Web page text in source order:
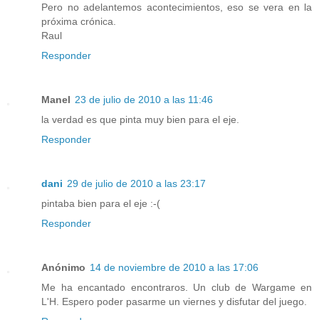
Pero no adelantemos acontecimientos, eso se vera en la
próxima crónica.
Raul
Responder
Manel 23 de julio de 2010 a las 11:46
la verdad es que pinta muy bien para el eje.
Responder
dani 29 de julio de 2010 a las 23:17
pintaba bien para el eje :-(
Responder
Anónimo 14 de noviembre de 2010 a las 17:06
Me ha encantado encontraros. Un club de Wargame en
L'H. Espero poder pasarme un viernes y disfutar del juego.